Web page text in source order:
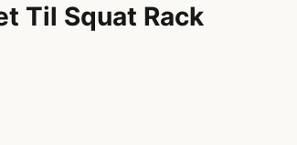
Til Squat Rack